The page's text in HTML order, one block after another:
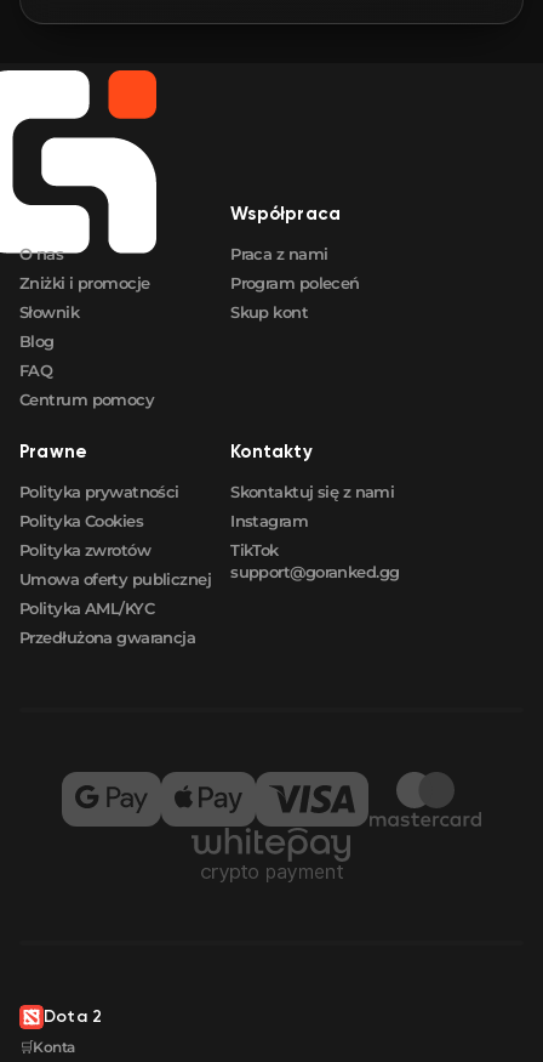
FN
Firma
O nas
Zniżki i promocje
Słownik
Blog
FAQ
Centrum pomocy
Współpraca
Praca z nami
Program poleceń
Skup kont
Prawne
Polityka prywatności
Polityka Cookies
Polityka zwrotów
Umowa oferty publicznej
Polityka AML/KYC
Przedłużona gwarancja
Kontakty
Skontaktuj się z nami
Instagram
TikTok
support@goranked.gg
Dota 2
🛒Konta